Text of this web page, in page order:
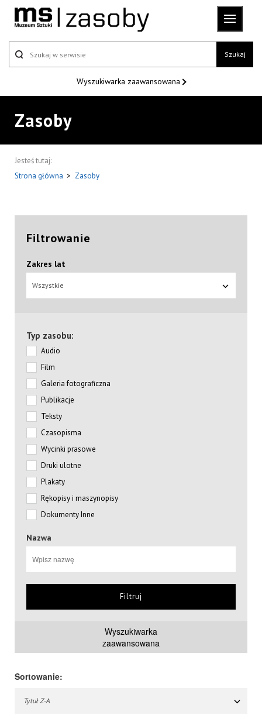
Szukaj
Wyszukiwarka zaawansowana
Zasoby
Jesteś tutaj:
Strona główna > Zasoby
Filtrowanie
Zakres lat
Wszystkie
Typ zasobu:
Audio
Film
Galeria fotograficzna
Publikacje
Teksty
Czasopisma
Wycinki prasowe
Druki ulotne
Plakaty
Rękopisy i maszynopisy
Dokumenty Inne
Nazwa
Filtruj
Wyszukiwarka
zaawansowana
Sortowanie:
Tytuł Z-A